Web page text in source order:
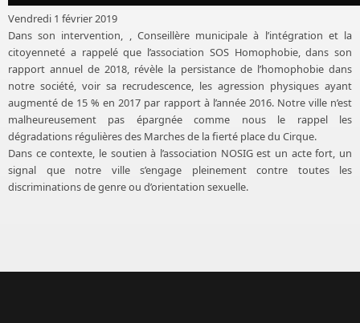
Vendredi 1 février 2019
Dans son intervention, , Conseillère municipale à l’intégration et la
citoyenneté a rappelé que l’association SOS Homophobie, dans son
rapport annuel de 2018, révèle la persistance de l’homophobie dans
notre société, voir sa recrudescence, les agression physiques ayant
augmenté de 15 % en 2017 par rapport à l’année 2016. Notre ville n’est
malheureusement pas épargnée comme nous le rappel les
dégradations régulières des Marches de la fierté place du Cirque.
Dans ce contexte, le soutien à l’association NOSIG est un acte fort, un
signal que notre ville s’engage pleinement contre toutes les
discriminations de genre ou d’orientation sexuelle.